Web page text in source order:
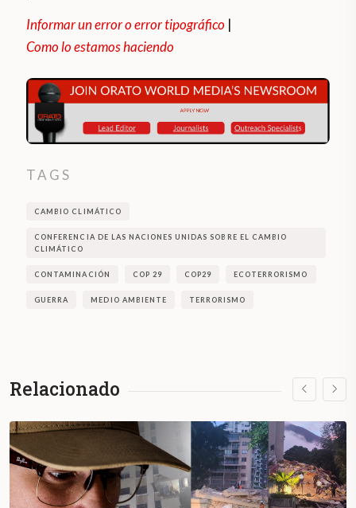
Informar un error o error tipográfico |
Como lo estamos haciendo
TAGS
CAMBIO CLIMÁTICO
CONFERENCIA DE LAS NACIONES UNIDAS SOBRE EL CAMBIO
CLIMÁTICO
CONTAMINACIÓN COP 29 COP29 ECOTERRORISMO
GUERRA MEDIO AMBIENTE TERRORISMO
Relacionado